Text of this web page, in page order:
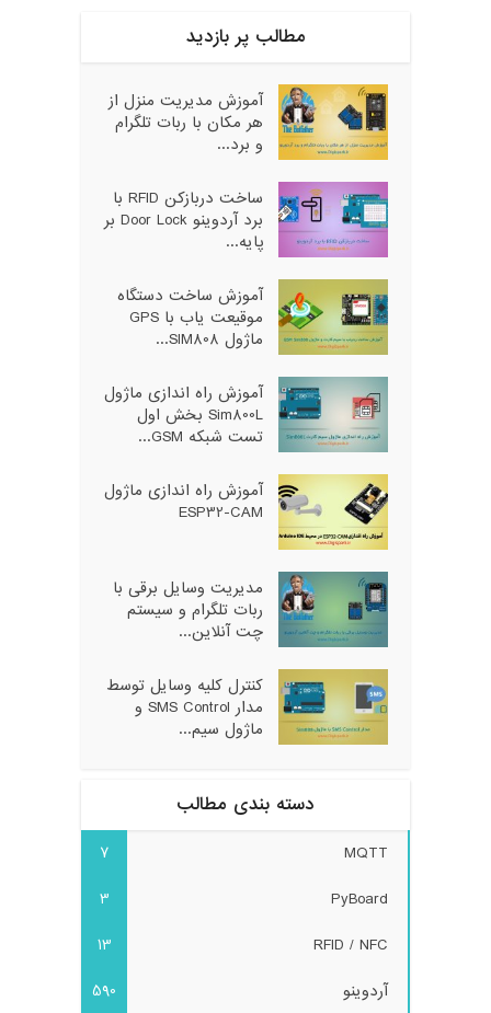
مطالب پر بازدید
آموزش مدیریت منزل از
هر مکان با ربات تلگرام
و برد...
ساخت دربازکن RFID با
برد آردوینو Door Lock بر
پایه...
آموزش ساخت دستگاه
موقیعت یاب با GPS
ماژول SIM808...
آموزش راه اندازی ماژول
Sim800L بخش اول
تست شبکه GSM...
آموزش راه اندازی ماژول
ESP32-CAM
مدیریت وسایل برقی با
ربات تلگرام و سیستم
چت آنلاین...
کنترل کلیه وسایل توسط
مدار SMS Control و
ماژول سیم...
دسته بندی مطالب
MQTT
7
PyBoard
3
RFID / NFC
13
آردوینو
590